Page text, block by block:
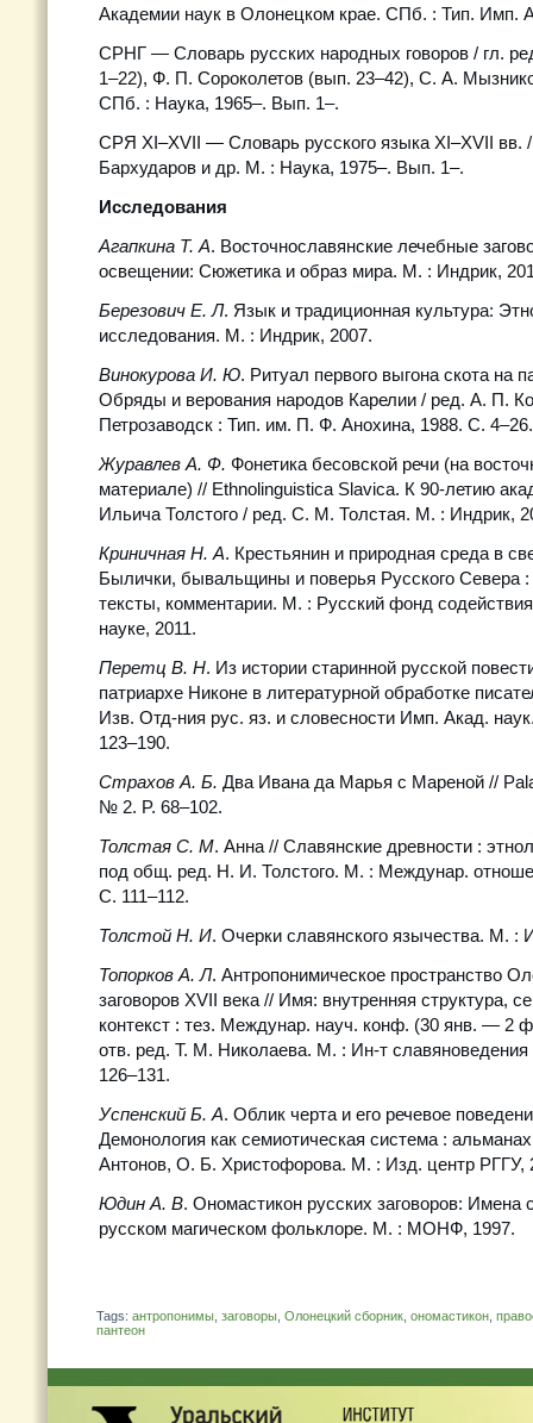
Академии наук в Олонецком крае. СПб. : Тип. Имп.
СРНГ — Словарь русских народных говоров / гл.
1–22), Ф. П. Сороколетов (вып. 23–42), С. А.
СПб. : Наука, 1965–. Вып. 1–.
СРЯ XI–XVII — Словарь русского языка XI–XVII вв. /
Бархударов и др. М. : Наука, 1975–. Вып. 1–.
Исследования
Агапкина Т. А. Восточнославянские лечебные
освещении: Сюжетика и образ мира. М. : Индрик,
Березович Е. Л. Язык и традиционная культура:
исследования. М. : Индрик, 2007.
Винокурова И. Ю. Ритуал первого выгона скота на
Обряды и верования народов Карелии / ред. А. П.
Петрозаводск : Тип. им. П. Ф. Анохина, 1988. С. 4–26.
Журавлев А. Ф. Фонетика бесовской речи (на
материале) // Ethnolinguistica Slavica. К 90-летию
Ильича Толстого / ред. С. М. Толстая. М. : Индрик,
Криничная Н. А. Крестьянин и природная среда в
Былички, бывальщины и поверья Русского Севера :
тексты, комментарии. М. : Русский фонд
науке, 2011.
Перетц В. Н. Из истории старинной русской
патриархе Никоне в литературной обработке
Изв. Отд-ния рус. яз. и словесности Имп. Акад.
123–190.
Страхов А. Б. Два Ивана да Марья с Мареной //
№ 2. P. 68–102.
Толстая С. М. Анна // Славянские древности :
под общ. ред. Н. И. Толстого. М. : Междунар.
С. 111–112.
Толстой Н. И. Очерки славянского язычества. М. :
Топорков А. Л. Антропонимическое пространство
заговоров ХVII века // Имя: внутренняя структура,
контекст : тез. Междунар. науч. конф. (30 янв. — 2
отв. ред. Т. М. Николаева. М. : Ин-т
126–131.
Успенский Б. А. Облик черта и его речевое
Демонология как семиотическая система :
Антонов, О. Б. Христофорова. М. : Изд. центр РГГУ,
Юдин А. В. Ономастикон русских заговоров: Имена
русском магическом фольклоре. М. : МОНФ, 1997.
Tags: антропонимы заговоры Олонецкий сборник ономастикон
пантеон